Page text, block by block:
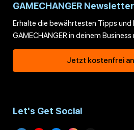
GAMECHANGER Newsletter
Erhalte die bewährtesten Tipps und
GAMECHANGER in deinem
Jetzt kostenfrei
Let's Get Social